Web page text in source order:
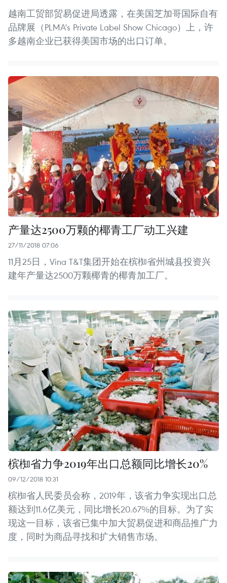
越南工贸部贸易促进局透露，在美国芝加哥国际自有
品牌展（PLMA's Private Label Show Chicago）上，许
多越南企业已获得美国市场的出口订单。
产量达2500万颗的椰青工厂动工兴建
27/11/2018 07:06
11月25日，Vina T&T集团开始在槟椥省州城县投资兴
建年产量达2500万颗椰青的椰青加工厂。
槟椥省力争2019年出口总额同比增长20%
09/12/2018 10:31
槟椥省人民委员会称，2019年，该省力争实现出口总
额达到11.6亿美元，同比增长20.67%的目标。为了实
现这一目标，该省已集中加大贸易促进和商品推广力
度，同时为商品寻找和扩大销售市场。